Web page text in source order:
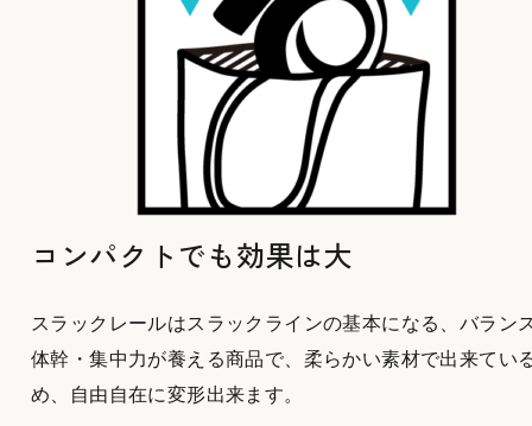
コンパクトでも効果は大
スラックレールはスラックラインの基本になる、バラン
体幹・集中力が養える商品で、柔らかい素材で出来てい
め、自由自在に変形出来ます。